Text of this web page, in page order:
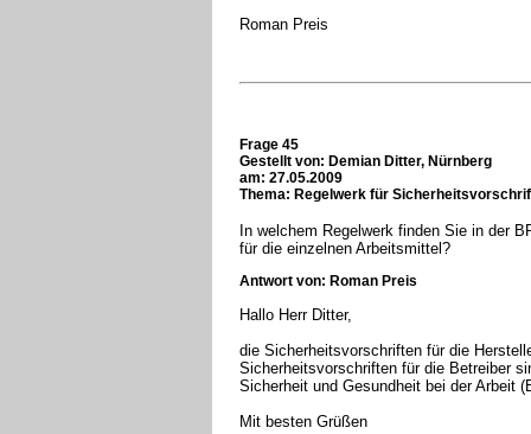
Roman Preis
Frage 45
Gestellt von: Demian Ditter, Nürnberg
am: 27.05.2009
Thema: Regelwerk für
In welchem Regelwerk finden Sie in der
für die einzelnen Arbeitsmittel?
Antwort von: Roman Preis
Hallo Herr Ditter,
die Sicherheitsvorschriften für die
Sicherheitsvorschriften für die Betreiber
Sicherheit und Gesundheit bei der Arbeit
Mit besten Grüßen